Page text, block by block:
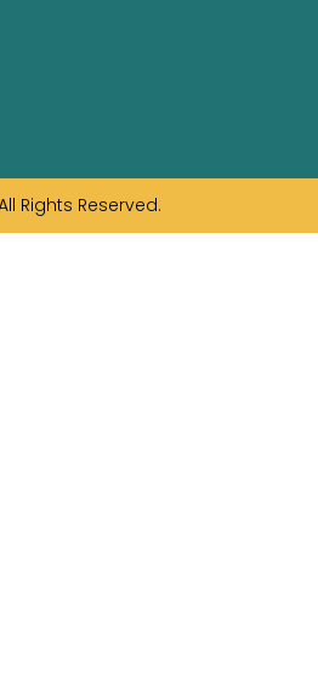
Rights Reserved.